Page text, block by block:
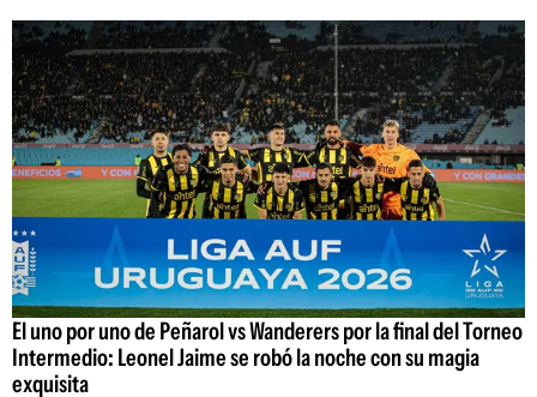
El uno por uno de Peñarol vs Wanderers por la final del Torneo
Intermedio: Leonel Jaime se robó la noche con su magia
exquisita